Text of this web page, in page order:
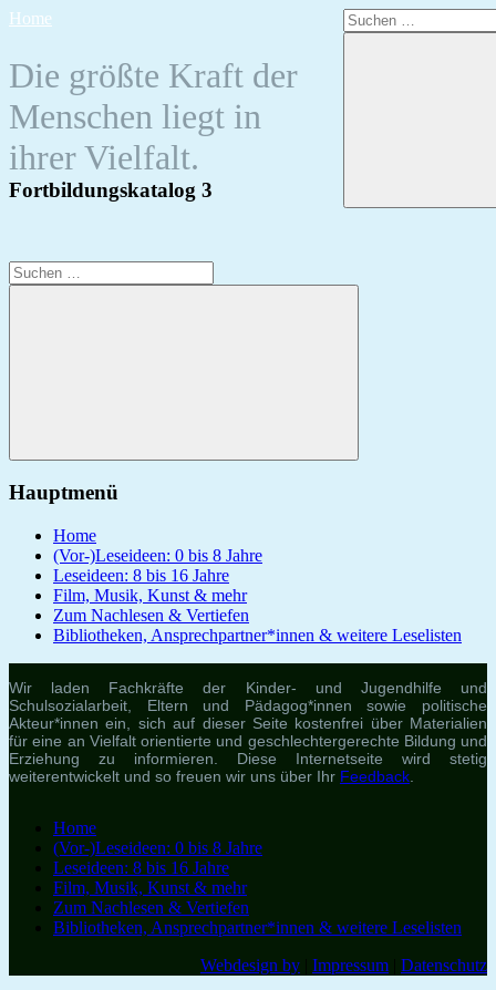
Zum
Home
Die größte Kraft der
Menschen liegt in
ihrer Vielfalt.
Suchen
nach:
Fortbildungskatalog 3
Suchen
nach:
Suchen
Hauptmenü
Home
(Vor-)Leseideen: 0 bis 8 Jahre
Leseideen: 8 bis 16 Jahre
Film, Musik, Kunst & mehr
Zum Nachlesen & Vertiefen
Bibliotheken, Ansprechpartner*innen & weitere Leselisten
Wir laden Fachkräfte der Kinder- und Jugendhilfe und
Schulsozialarbeit, Eltern und Pädagog*innen sowie politische
Akteur*innen ein, sich auf dieser Seite kostenfrei über Materialien
für eine an Vielfalt orientierte und geschlechtergerechte Bildung und
Erziehung zu informieren. Diese Internetseite wird stetig
weiterentwickelt und so freuen wir uns über Ihr Feedback
Home
(Vor-)Leseideen: 0 bis 8 Jahre
Leseideen: 8 bis 16 Jahre
Film, Musik, Kunst & mehr
Zum Nachlesen & Vertiefen
Bibliotheken, Ansprechpartner*innen & weitere Leselisten
Webdesign by
Impressum Datenschutz